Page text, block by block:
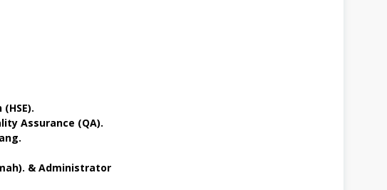
Assurance (QA).
& Administrator